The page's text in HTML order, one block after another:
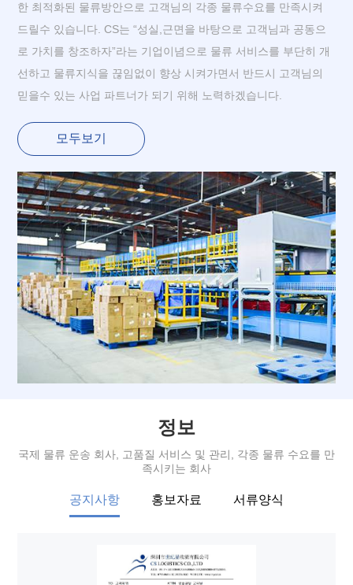
한 최적화된 물류방안으로 고객님의 각종 물류수요를 만족시켜
드릴수 있습니다. CS는 “성실,근면을 바탕으로 고객님과 공동으
로 가치를 창조하자”라는 기업이념으로 물류 서비스를 부단히 개
선하고 물류지식을 끊임없이 향상 시켜가면서 반드시 고객님의
믿을수 있는 사업 파트너가 되기 위해 노력하겠습니다.
모두보기
정보
국제 물류 운송 회사, 고품질 서비스 및 관리, 각종 물류 수요를 만
족시키는 회사
공지사항 홍보자료 서류양식